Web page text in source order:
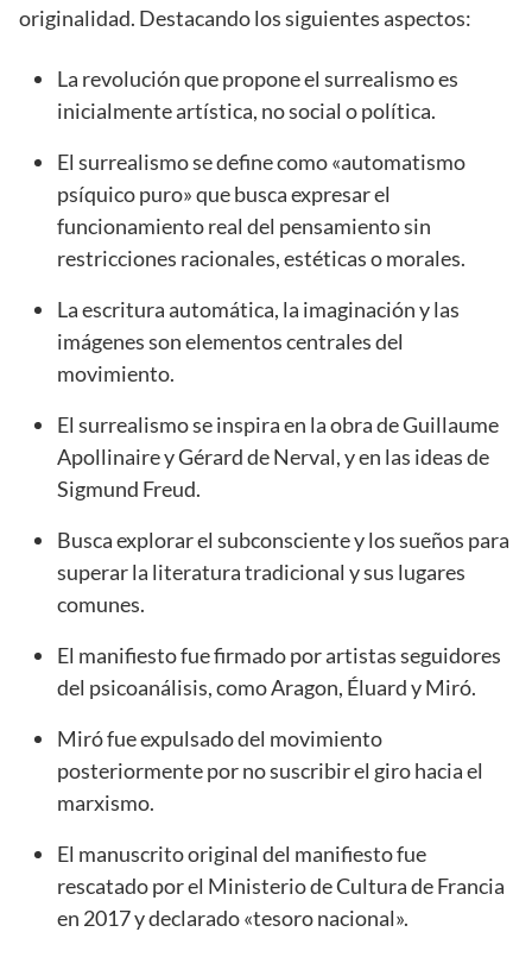
originalidad. Destacando los siguientes aspectos:
La revolución que propone el surrealismo es
inicialmente artística, no social o política.
El surrealismo se define como «automatismo
psíquico puro» que busca expresar el
funcionamiento real del pensamiento sin
restricciones racionales, estéticas o morales.
La escritura automática, la imaginación y las
imágenes son elementos centrales del
movimiento.
El surrealismo se inspira en la obra de Guillaume
Apollinaire y Gérard de Nerval, y en las ideas de
Sigmund Freud.
Busca explorar el subconsciente y los sueños para
superar la literatura tradicional y sus lugares
comunes.
El manifiesto fue firmado por artistas seguidores
del psicoanálisis, como Aragon, Éluard y Miró.
Miró fue expulsado del movimiento
posteriormente por no suscribir el giro hacia el
marxismo.
El manuscrito original del manifiesto fue
rescatado por el Ministerio de Cultura de Francia
en 2017 y declarado «tesoro nacional».